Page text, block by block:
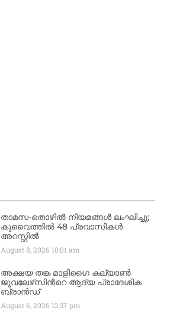
താമസ-തൊഴിൽ നിയമങ്ങൾ ലംഘിച്ചു;
കുവൈത്തിൽ 48 പ്രവാസികൾ
അറസ്റ്റിൽ
August 8, 2026 10:01 am
അക്ഷയ തങ്ക മാളിഗൈ കല്യാണ്‍
ജുവലേഴ്‌സിന്‍റെ ആദ്യ പ്രാദേശിക
ബ്രാന്‍ഡ്
August 6, 2026 12:37 pm